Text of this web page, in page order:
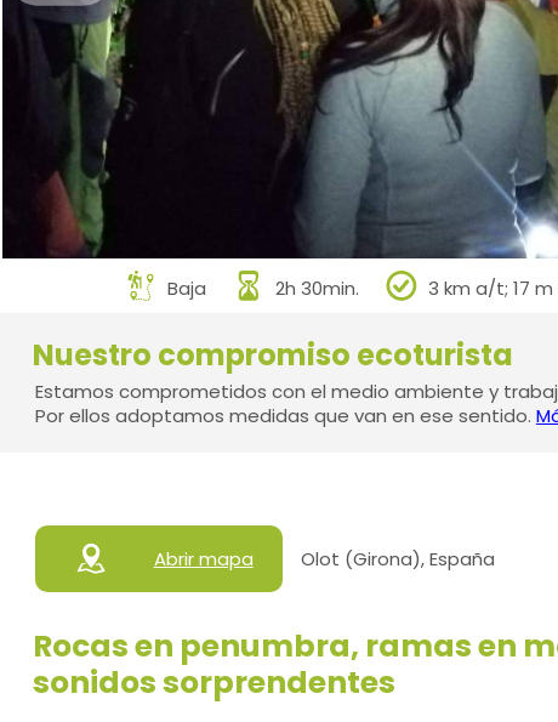
Baja 2h 30min. 3 km a/t; 17
Nuestro compromiso ecoturista
Estamos comprometidos con el medio ambiente y
Por ellos adoptamos medidas que van en ese sentido.
Abrir mapa Olot (Girona), España
Rocas en penumbra, ramas en
sonidos sorprendentes